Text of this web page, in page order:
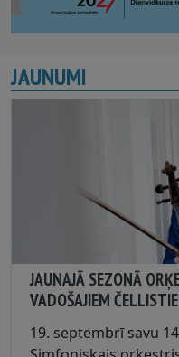
JAUNUMI
JAUNAJĀ SEZONĀ
VADOŠAJIEM
19. septembrī savu